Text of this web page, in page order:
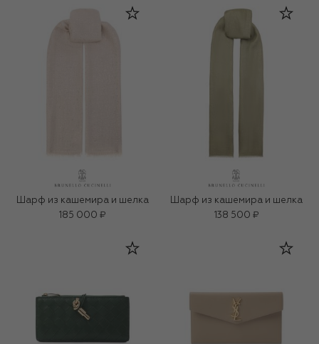
Шарф из кашемира и шелка
185 000 ₽
Шарф из кашемира и шелка
138 500 ₽